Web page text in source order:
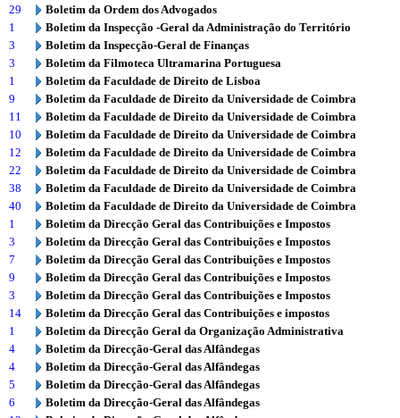
29
Boletim da Ordem dos Advogados
1
Boletim da Inspecção -Geral da Administração do Território
3
Boletim da Inspecção-Geral de Finanças
3
Boletim da Filmoteca Ultramarina Portuguesa
1
Boletim da Faculdade de Direito de Lisboa
9
Boletim da Faculdade de Direito da Universidade de Coimbra
11
Boletim da Faculdade de Direito da Universidade de Coimbra
10
Boletim da Faculdade de Direito da Universidade de Coimbra
12
Boletim da Faculdade de Direito da Universidade de Coimbra
22
Boletim da Faculdade de Direito da Universidade de Coimbra
38
Boletim da Faculdade de Direito da Universidade de Coimbra
40
Boletim da Faculdade de Direito da Universidade de Coimbra
1
Boletim da Direcção Geral das Contribuições e Impostos
3
Boletim da Direcção Geral das Contribuições e Impostos
7
Boletim da Direcção Geral das Contribuições e Impostos
9
Boletim da Direcção Geral das Contribuições e Impostos
3
Boletim da Direcção Geral das Contribuições e Impostos
14
Boletim da Direcção Geral das Contribuições e impostos
1
Boletim da Direcção Geral da Organização Administrativa
4
Boletim da Direcção-Geral das Alfândegas
4
Boletim da Direcção-Geral das Alfândegas
5
Boletim da Direcção-Geral das Alfândegas
6
Boletim da Direcção-Geral das Alfândegas